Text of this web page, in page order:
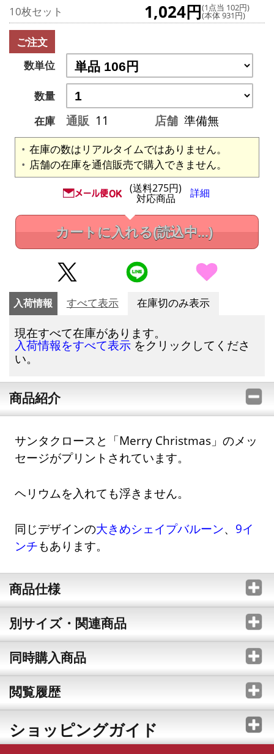
10枚セット 1,024円(1点当 102円)
(本体 931円)
ご注文
数単位
数量
在庫
通販 11 店舗 準備無
在庫の数はリアルタイムではありません。
店舗の在庫を通信販売で購入できません。
(送料275円)
対応商品 詳細
カートに入れる(読込中...)
入荷情報 すべて表示 在庫切のみ表示
現在すべて在庫があります。
入荷情報をすべて表示 をクリックしてくださ
い。
商品紹介
サンタクロースと「Merry Christmas」のメッ
セージがプリントされています。
ヘリウムを入れても浮きません。
同じデザインの大きめシェイプバルーン、 9イ
ンチもあります。
商品仕様
別サイズ・関連商品
同時購入商品
閲覧履歴
ショッピングガイド